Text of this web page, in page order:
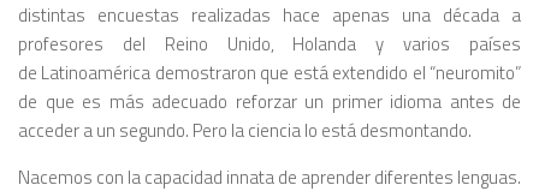
distintas encuestas realizadas hace apenas una década a
profesores del Reino Unido, Holanda y varios países
de Latinoamérica demostraron que está extendido el “neuromito”
de que es más adecuado reforzar un primer idioma antes de
acceder a un segundo. Pero la ciencia lo está desmontando.
Nacemos con la capacidad innata de aprender diferentes lenguas.